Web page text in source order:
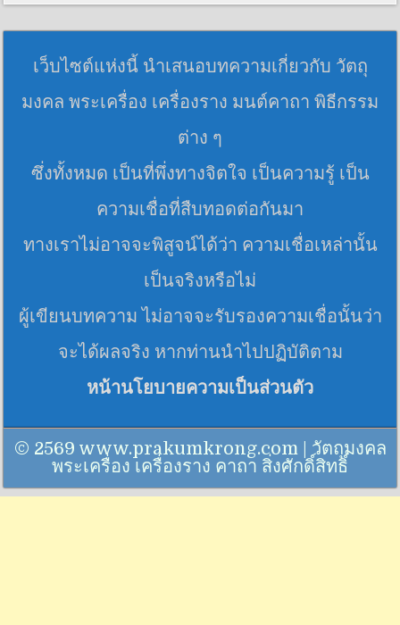
เว็บไซต์แห่งนี้ นำเสนอบทความเกี่ยวกับ วัตถุ
มงคล พระเครื่อง เครื่องราง มนต์คาถา พิธีกรรม
ต่าง ๆ
ซึ่งทั้งหมด เป็นที่พึ่งทางจิตใจ เป็นความรู้ เป็น
ความเชื่อที่สืบทอดต่อกันมา
ทางเราไม่อาจจะพิสูจน์ได้ว่า ความเชื่อเหล่านั้น
เป็นจริงหรือไม่
ผู้เขียนบทความ ไม่อาจจะรับรองความเชื่อนั้นว่า
จะได้ผลจริง หากท่านนำไปปฏิบัติตาม
หน้านโยบายความเป็นส่วนตัว
© 2569 www.prakumkrong.com | วัตถุมงคล
พระเครื่อง เครื่องราง คาถา สิ่งศักดิ์สิทธิ์